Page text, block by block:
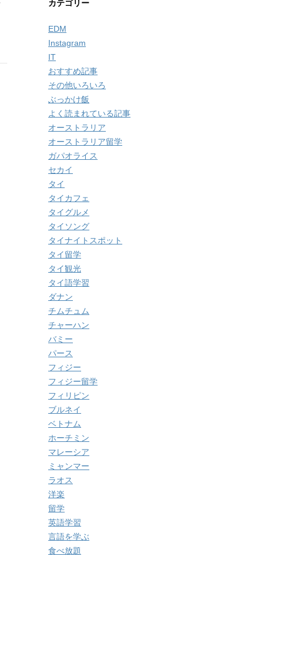
カテゴリー
EDM
Instagram
IT
おすすめ記事
その他いろいろ
ぶっかけ飯
よく読まれている記事
オーストラリア
オーストラリア留学
ガパオライス
セカイ
タイ
タイカフェ
タイグルメ
タイソング
タイナイトスポット
タイ留学
タイ観光
タイ語学習
ダナン
チムチュム
チャーハン
バミー
パース
フィジー
フィジー留学
フィリピン
ブルネイ
ベトナム
ホーチミン
マレーシア
ミャンマー
ラオス
洋楽
留学
英語学習
言語を学ぶ
食べ放題